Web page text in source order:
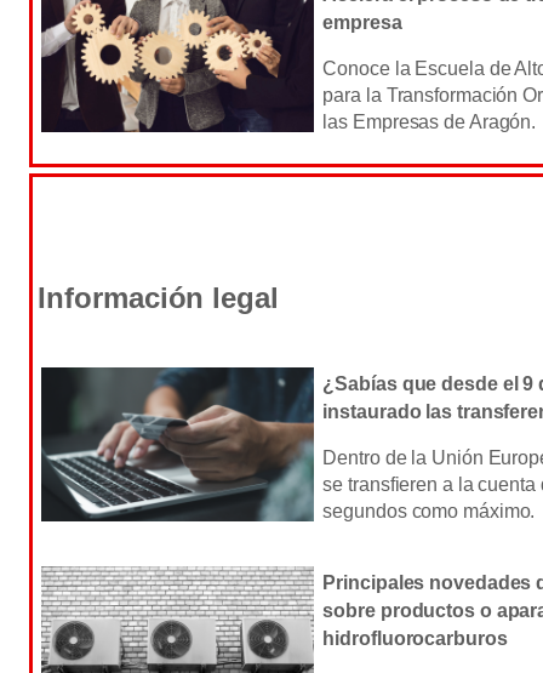
empresa
Conoce la Escuela de
para la Transformación
las Empresas de Aragón.
Información legal
¿Sabías que desde el 9
instaurado las
Dentro de la Unión
se transfieren a la
segundos como máximo.
Principales novedades
sobre productos o
hidrofluorocarburos